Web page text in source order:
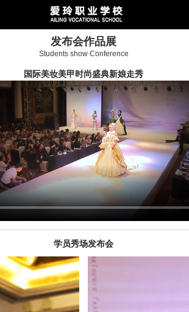
发布会作品展
Students show Conference
国际美妆美甲时尚盛典新娘走秀
学员秀场发布会